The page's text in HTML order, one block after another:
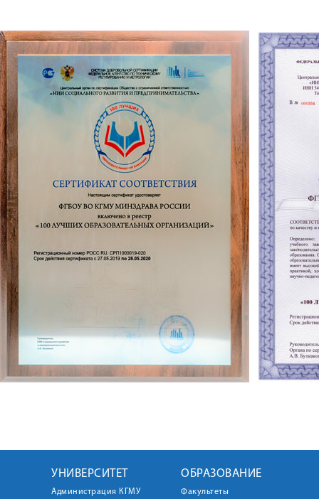
УНИВЕРСИТЕТ
Администрация КГМУ
ОБРАЗОВАНИЕ
Факультеты